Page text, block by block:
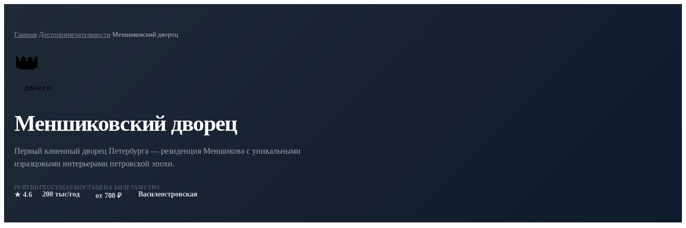
Главная›Достопримечательности›Меншиковский дворец
👑
ДВОРЕЦ
Меншиковский дворец
Первый каменный дворец Петербурга — резиденция Меншикова с уникальными
изразцовыми интерьерами петровской эпохи.
РЕЙТИНГ
★ 4.6
ПОСЕЩАЕМОСТЬ
200 тыс/год
ЦЕНА БИЛЕТА
от 700 ₽
МЕТРО
Василеостровская